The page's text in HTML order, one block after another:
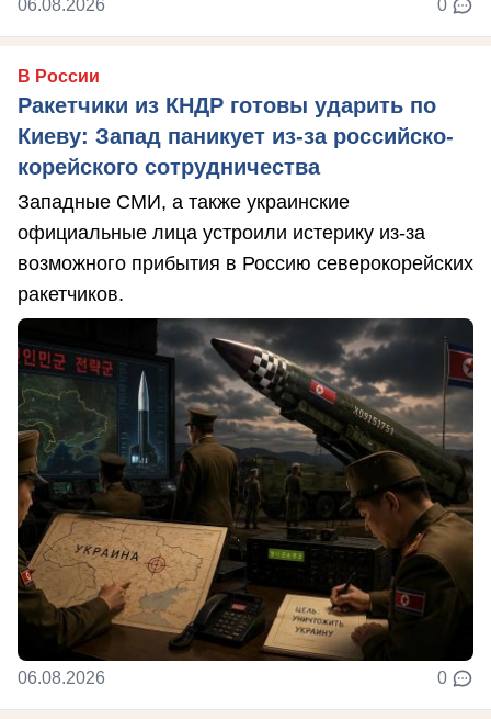
06.08.2026 0
В России
Ракетчики из КНДР готовы ударить по
Киеву: Запад паникует из-за российско-
корейского сотрудничества
Западные СМИ, а также украинские
официальные лица устроили истерику из-за
возможного прибытия в Россию северокорейских
ракетчиков.
06.08.2026 0